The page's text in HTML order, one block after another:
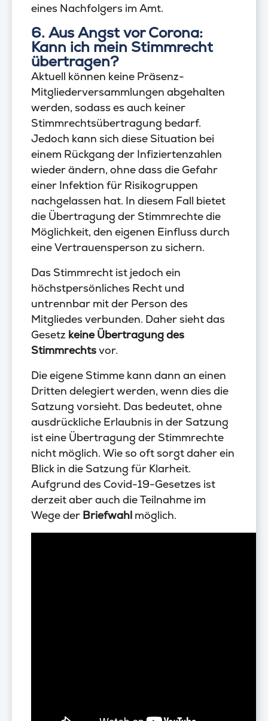
eines Nachfolgers im Amt.
6. Aus Angst vor Corona:
Kann ich mein Stimmrecht
übertragen?
Aktuell können keine Präsenz-
Mitgliederversammlungen abgehalten
werden, sodass es auch keiner
Stimmrechtsübertragung bedarf.
Jedoch kann sich diese Situation bei
einem Rückgang der Infiziertenzahlen
wieder ändern, ohne dass die Gefahr
einer Infektion für Risikogruppen
nachgelassen hat. In diesem Fall bietet
die Übertragung der Stimmrechte die
Möglichkeit, den eigenen Einfluss durch
eine Vertrauensperson zu sichern.
Das Stimmrecht ist jedoch ein
höchstpersönliches Recht und
untrennbar mit der Person des
Mitgliedes verbunden. Daher sieht das
Gesetz keine Übertragung des
Stimmrechtsvor.
Die eigene Stimme kann dann an einen
Dritten delegiert werden, wenn dies die
Satzung vorsieht. Das bedeutet, ohne
ausdrückliche Erlaubnis in der Satzung
ist eine Übertragung der Stimmrechte
nicht möglich. Wie so oft sorgt daher ein
Blick in die Satzung für Klarheit.
Aufgrund des Covid-19-Gesetzes ist
derzeit aber auch die Teilnahme im
Wege der Briefwahl möglich.